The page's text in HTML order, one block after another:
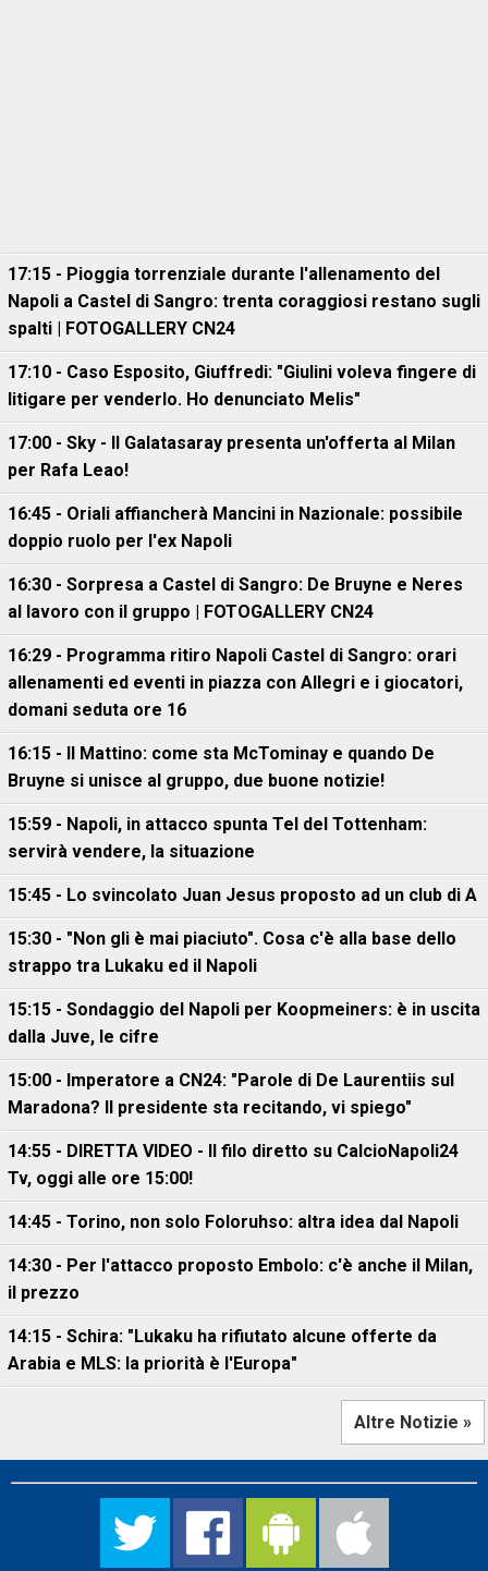
17:15 - Pioggia torrenziale durante l'allenamento del
Napoli a Castel di Sangro: trenta coraggiosi restano sugli
spalti | FOTOGALLERY CN24
17:10 - Caso Esposito, Giuffredi: "Giulini voleva fingere di
litigare per venderlo. Ho denunciato Melis"
17:00 - Sky - Il Galatasaray presenta un'offerta al Milan
per Rafa Leao!
16:45 - Oriali affiancherà Mancini in Nazionale: possibile
doppio ruolo per l'ex Napoli
16:30 - Sorpresa a Castel di Sangro: De Bruyne e Neres
al lavoro con il gruppo | FOTOGALLERY CN24
16:29 - Programma ritiro Napoli Castel di Sangro: orari
allenamenti ed eventi in piazza con Allegri e i giocatori,
domani seduta ore 16
16:15 - Il Mattino: come sta McTominay e quando De
Bruyne si unisce al gruppo, due buone notizie!
15:59 - Napoli, in attacco spunta Tel del Tottenham:
servirà vendere, la situazione
15:45 - Lo svincolato Juan Jesus proposto ad un club di A
15:30 - "Non gli è mai piaciuto". Cosa c'è alla base dello
strappo tra Lukaku ed il Napoli
15:15 - Sondaggio del Napoli per Koopmeiners: è in uscita
dalla Juve, le cifre
15:00 - Imperatore a CN24: "Parole di De Laurentiis sul
Maradona? Il presidente sta recitando, vi spiego"
14:55 - DIRETTA VIDEO - Il filo diretto su CalcioNapoli24
Tv, oggi alle ore 15:00!
14:45 - Torino, non solo Foloruhso: altra idea dal Napoli
14:30 - Per l'attacco proposto Embolo: c'è anche il Milan,
il prezzo
14:15 - Schira: "Lukaku ha rifiutato alcune offerte da
Arabia e MLS: la priorità è l'Europa"
Altre Notizie »